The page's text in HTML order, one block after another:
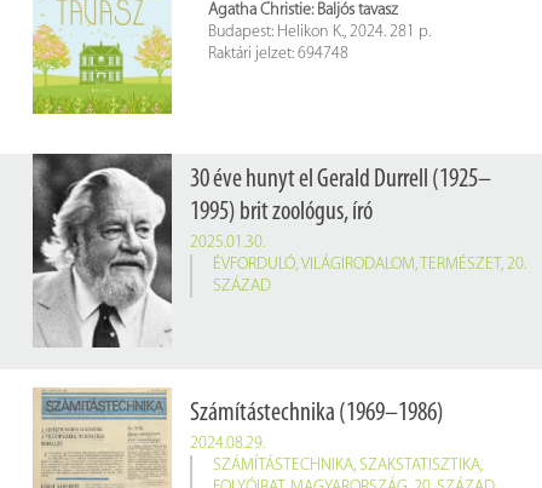
Agatha Christie: Baljós ​tavasz
Budapest: Helikon K., 2024. 281 p.
Raktári jelzet: 694748
30 éve hunyt el Gerald Durrell (1925–
1995) brit zoológus, író
2025.01.30.
ÉVFORDULÓ, VILÁGIRODALOM, TERMÉSZET, 20.
SZÁZAD
Számítástechnika (1969–1986)
2024.08.29.
SZÁMÍTÁSTECHNIKA, SZAKSTATISZTIKA,